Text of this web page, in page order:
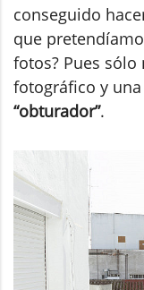
conseguido
que
fotos? Pues
fotográfico y
“obturador”.